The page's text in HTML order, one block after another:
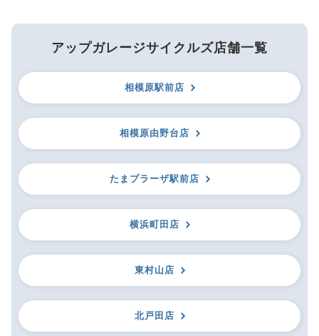
アップガレージサイクルズ店舗一覧
相模原駅前店
相模原由野台店
たまプラーザ駅前店
横浜町田店
東村山店
北戸田店